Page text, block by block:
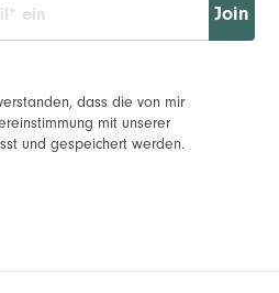
Join
dass die von mir
mit unserer
und gespeichert werden.